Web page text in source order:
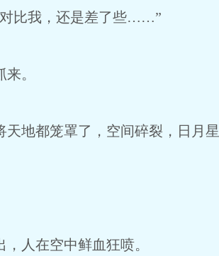
比我，还是差了些……”
。
都笼罩了，空间碎裂，日月星
人在空中鲜血狂喷。